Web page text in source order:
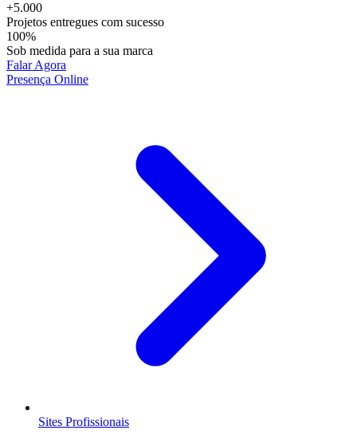
+5.000
Projetos entregues com sucesso
100%
Sob medida para a sua marca
Falar Agora
Presença Online
Sites Profissionais